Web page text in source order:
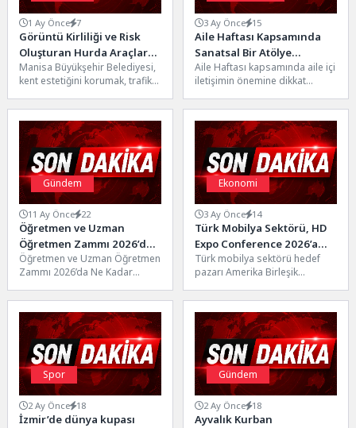
1 Ay Önce 7
Görüntü Kirliliği ve Risk
Oluşturan Hurda Araçlar
Kaldırılıyor
Manisa Büyükşehir Belediyesi,
kent estetiğini korumak, trafik
vatandaşların ortak kullanım
alanlarını daha...
3 Ay Önce 15
Aile Haftası Kapsamında
Sanatsal Bir Atölye
Yolculuğu
Aile Haftası kapsamında aile içi
iletişimin önemine dikkat
Değil, Yeterince İyi...
Gündem
11 Ay Önce 22
Öğretmen ve Uzman
Öğretmen Zammı 2026’da
Ne Kadar Oluyor?
Öğretmen ve Uzman Öğretmen
Zammı 2026’da Ne Kadar
memur ve memur
emeklilerine...
Ekonomi
3 Ay Önce 14
Türk Mobilya Sektörü, HD
Expo Conference 2026’a
Katıldı ABD Pazarındaki
Varlığını Güçlendirdi
Türk mobilya sektörü hedef
pazarı Amerika Birleşik
Conference 2026’da Ege
Mobilya Kâğıt...
Spor
2 Ay Önce 18
İzmir’de dünya kupası
Gündem
2 Ay Önce 18
Ayvalık Kurban